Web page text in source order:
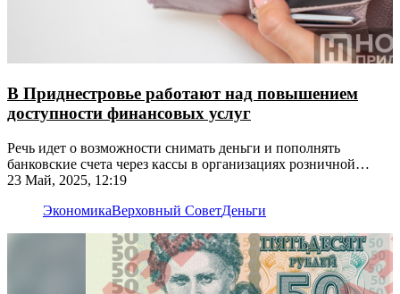
В Приднестровье работают над повышением
доступности финансовых услуг
Речь идет о возможности снимать деньги и пополнять
банковские счета через кассы в организациях розничной
торговли
23 Май, 2025, 12:19
ЭкономикаВерховный СоветДеньги